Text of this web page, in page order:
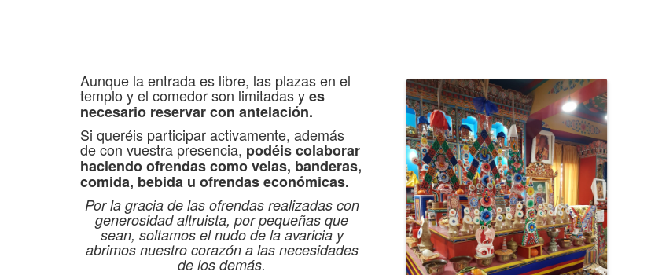
Aunque la entrada es libre, las plazas en el
templo y el comedor son limitadas yes
necesario reservar con antelación.
Si queréis participar activamente, además
de con vuestra presencia, podéis colaborar
haciendo ofrendas como velas, banderas,
comida, bebida u ofrendas económicas.
Por la gracia de las ofrendas realizadas con
generosidad altruista, por pequeñas que
sean, soltamos el nudo de la avaricia y
abrimos nuestro corazón a las necesidades
de los demás.